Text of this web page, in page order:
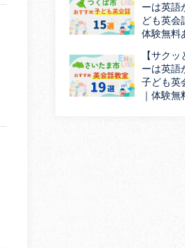
ーは英語
ども英会
体験無料
【サク
ーは英語
子ども英
｜体験無